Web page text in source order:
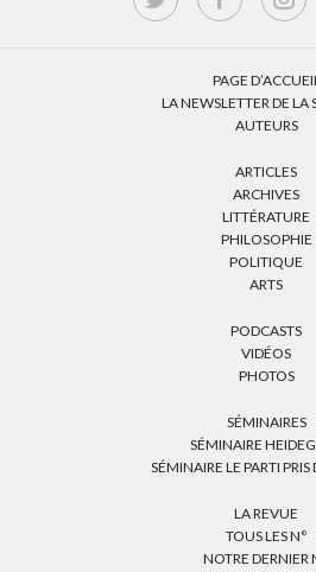
PAGE
LA NEWSLETTER DE LA
AUTEURS
ARTICLES
ARCHIVES
LITTÉRATURE
PHILOSOPHIE
POLITIQUE
ARTS
PODCASTS
VIDÉOS
PHOTOS
SÉMINAIRES
SÉMINAIRE
SÉMINAIRE LE PARTI PRIS
LA REVUE
TOUS LES N°
NOTRE DERNIER